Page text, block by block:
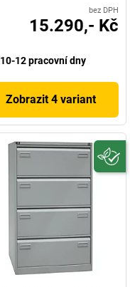
bez DPH
15.290,- Kč
10-12 pracovní dny
Zobrazit 4 variant